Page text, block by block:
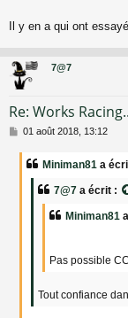
s
e
Il y en a qui ont
7@7
Re: Works
M
01 août 2018, 13:12
Miniman81 a
7@7 a écrit :
Miniman81
Pas possible
Tout confiance